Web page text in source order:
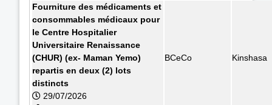
Fourniture des médicaments et
consommables médicaux pour
le Centre Hospitalier
Universitaire Renaissance
(CHUR) (ex- Maman Yemo)
repartis en deux (2) lots
distincts
29/07/2026
BCeCo Kinshasa